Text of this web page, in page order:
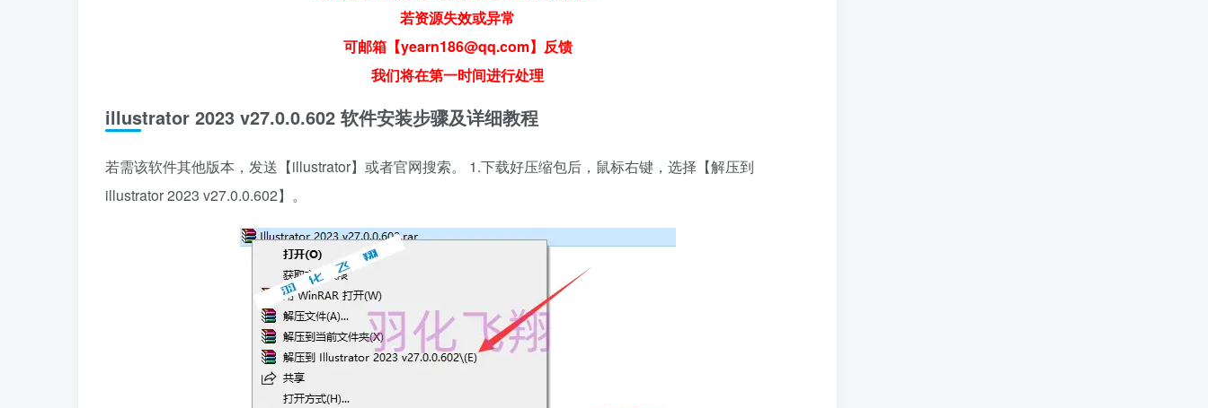
若资源失效或异常
可邮箱【yearn186@qq.com】反馈
我们将在第一时间进行处理
illustrator 2023 v27.0.0.602 软件安装步骤及详细教程
若需该软件其他版本，发送【illustrator】或者官网搜索。 1.下载好压缩包后，鼠标右键，选择【解压到
illustrator 2023 v27.0.0.602】。